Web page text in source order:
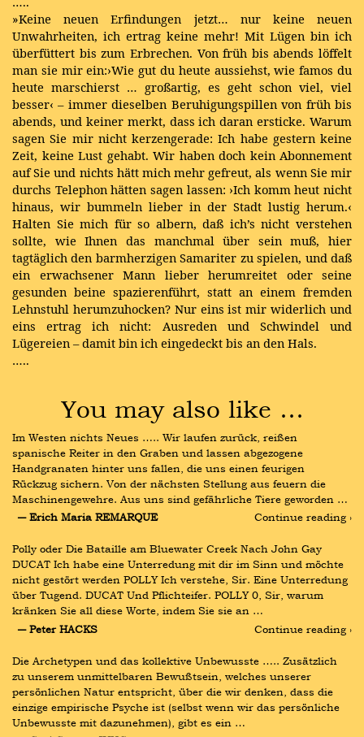
»Keine neuen Erfindungen jetzt… nur keine neuen
Unwahrheiten, ich ertrag keine mehr! Mit Lügen bin ich
überfüttert bis zum Erbrechen. Von früh bis abends löffelt
man sie mir ein:›Wie gut du heute aussiehst, wie famos du
heute marschierst … großartig, es geht schon viel, viel
besser‹ – immer dieselben Beruhigungspillen von früh bis
abends, und keiner merkt, dass ich daran ersticke. Warum
sagen Sie mir nicht kerzengerade: Ich habe gestern keine
Zeit, keine Lust gehabt. Wir haben doch kein Abonnement
auf Sie und nichts hätt mich mehr gefreut, als wenn Sie mir
durchs Telephon hätten sagen lassen: ›Ich komm heut nicht
hinaus, wir bummeln lieber in der Stadt lustig herum.‹
Halten Sie mich für so albern, daß ich’s nicht verstehen
sollte, wie Ihnen das manchmal über sein muß, hier
tagtäglich den barmherzigen Samariter zu spielen, und daß
ein erwachsener Mann lieber herumreitet oder seine
gesunden beine spazierenführt, statt an einem fremden
Lehnstuhl herumzuhocken? Nur eins ist mir widerlich und
eins ertrag ich nicht: Ausreden und Schwindel und
Lügereien – damit bin ich eingedeckt bis an den Hals.
…..
You may also like …
Im Westen nichts Neues ….. Wir laufen zurück, reißen
spanische Reiter in den Graben und lassen abgezogene
Handgranaten hinter uns fallen, die uns einen feurigen
Rückzug sichern. Von der nächsten Stellung aus feuern die
Maschinengewehre. Aus uns sind gefährliche Tiere geworden …
― Erich Maria REMARQUE
Continue reading ›
Polly oder Die Bataille am Bluewater Creek Nach John Gay
DUCAT Ich habe eine Unterredung mit dir im Sinn und möchte
nicht gestört werden POLLY Ich verstehe, Sir. Eine Unterredung
über Tugend. DUCAT Und Pflichteifer. POLLY 0, Sir, warum
kränken Sie all diese Worte, indem Sie sie an …
― Peter HACKS
Continue reading ›
Die Archetypen und das kollektive Unbewusste ….. Zusätzlich
zu unserem unmittelbaren Bewußtsein, welches unserer
persönlichen Natur entspricht, über die wir denken, dass die
einzige empirische Psyche ist (selbst wenn wir das persönliche
Unbewusste mit dazunehmen), gibt es ein …